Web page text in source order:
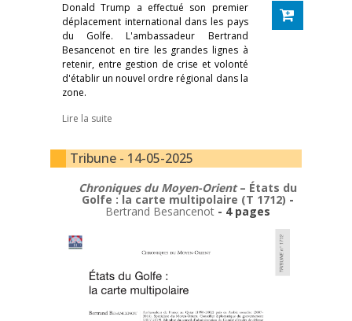
Donald Trump a effectué son premier
déplacement international dans les pays
du Golfe. L'ambassadeur Bertrand
Besancenot en tire les grandes lignes à
retenir, entre gestion de crise et volonté
d'établir un nouvel ordre régional dans la
zone.
Lire la suite
Tribune - 14-05-2025
Chroniques du Moyen-Orient– États du
Golfe : la carte multipolaire (T 1712) -
Bertrand Besancenot - 4 pages